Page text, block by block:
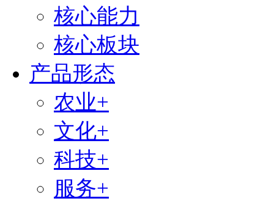
核心能力
核心板块
产品形态
农业+
文化+
科技+
服务+